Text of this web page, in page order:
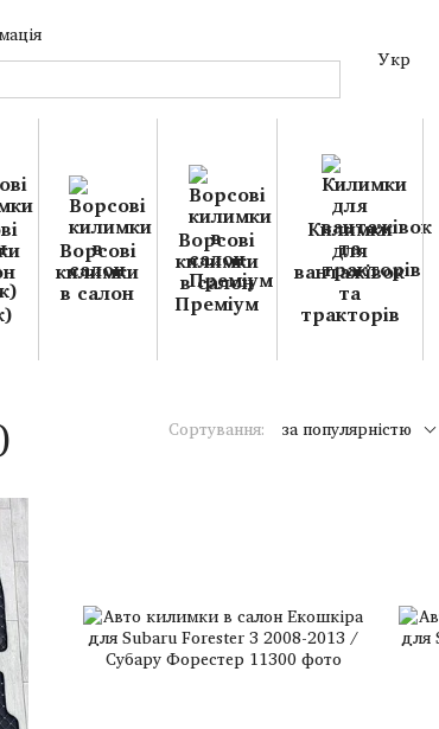
Укр
Ворсові
килимки
в салон
Ворсові
килимки
в салон
Преміум
Килимки
для
вантажівок
та
тракторів
Сортування: за популярністю